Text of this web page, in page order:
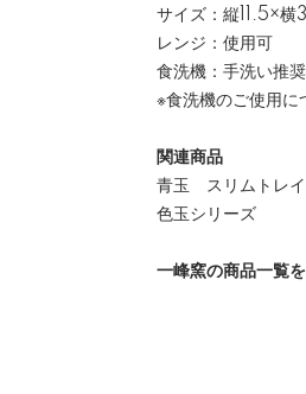
サイズ：縦11.5×
レンジ：使用可
食洗機：手洗い推奨
※食洗機のご使用に
関連商品
青玉 スリムトレイ
色玉シリーズ
一峰窯の商品一覧